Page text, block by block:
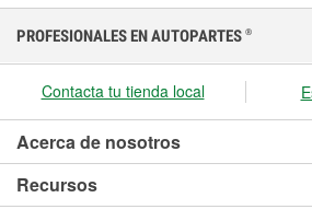
PROFESIONALES EN AUTOPARTES ®
Contacta tu tienda local
Acerca de nosotros
Recursos